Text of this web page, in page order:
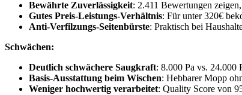
Bewährte Zuverlässigkeit: 2.411 Bewertungen
Gutes Preis-Leistungs-Verhältnis: Für unter 320€
Anti-Verfilzungs-Seitenbürste: Praktisch bei
Schwächen:
Deutlich schwächere Saugkraft: 8.000 Pa vs. 24.000
Basis-Ausstattung beim Wischen: Hebbarer Mopp
Weniger hochwertig verarbeitet: Quality Score von